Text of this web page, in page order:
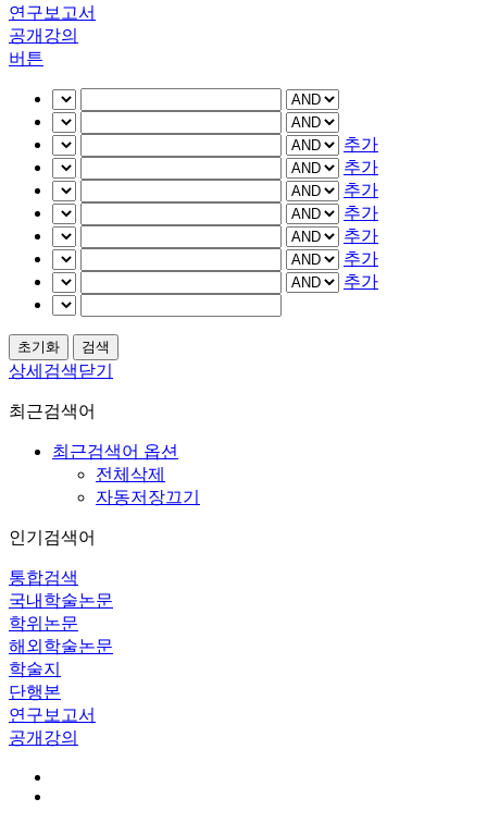
연구보고서
공개강의
버튼
추가
추가
추가
추가
추가
추가
추가
상세검색닫기
최근검색어
최근검색어 옵션
전체삭제
자동저장끄기
인기검색어
통합검색
국내학술논문
학위논문
해외학술논문
학술지
단행본
연구보고서
공개강의